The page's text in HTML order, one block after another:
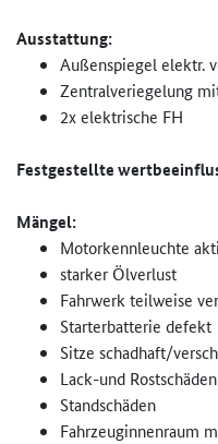
Ausstattung:
Außenspiegel elektr.
Zentralveriegelung
2x elektrische FH
Festgestellte
Mängel:
Motorkennleuchte
starker Ölverlust
Fahrwerk teilweise
Starterbatterie defekt
Sitze schadhaft/
Lack-und
Standschäden
Fahrzeuginnenraum